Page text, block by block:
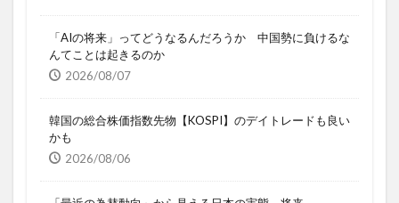
「AIの将来」ってどうなるんだろうか 中国勢に負けるな
んてことは起きるのか
2026/08/07
韓国の総合株価指数先物【KOSPI】のデイトレードも良い
かも
2026/08/06